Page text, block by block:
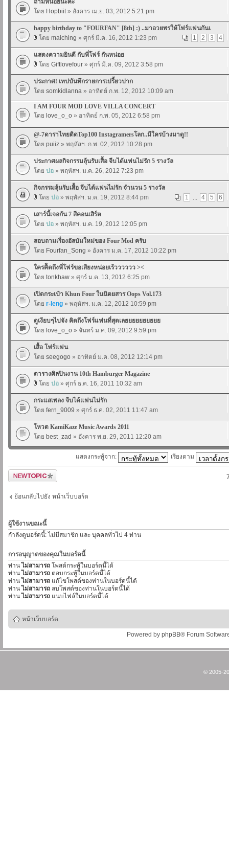
ถามหน่อยนะคะ
โดย Hopbiit» อังคาร เม.ย. 03, 2012 5:21 pm
happy birthday to "FOURFAN" [8th] :) ..มาอวยพรให้โฟร์แฟนกันเ
1
2 3 4
โดย maiching » ศุกร์ มี.ค. 16, 2012 1:23 pm
แสดงความยินดี กับพี่โฟร์ กันหน่อย
โดย Giftlovefour » ศุกร์ มี.ค. 09, 2012 3:58 pm
ประกาศ! เทปบันทึกรายการเปรี้ยวปาก
โดย somkidlanna » อาทิตย์ ก.พ. 12, 2012 10:09 am
I AM FOUR MOD LOVE VILLA CONCERT
โดย love_o_o » อาทิตย์ ก.พ. 05, 2012 6:58 pm
@-7ดาราไทยติดTop100 Instagramersโลก..มีใครบ้างมาดู!!
โดย puiiz » พฤหัสฯ. ก.พ. 02, 2012 10:28 pm
ประกาศผลกิจกรรมลุ้นรับเสื้อ จีบได้แฟนไม่รัก 5 รางวัล
โดย ปอ » พฤหัสฯ. ม.ค. 26, 2012 7:23 pm
กิจกรรมลุ้นรับเสื้อ จีบได้แฟนไม่รัก จำนวน 5 รางวัล
1
... 4 5 6
โดย ปอ » พฤหัสฯ. ม.ค. 19, 2012 8:44 pm
เสาร์นี้เจอกัน 7 สีคอนเสิร์ต
โดย ปอ » พฤหัสฯ. ม.ค. 19, 2012 12:05 pm
สอบถามเรื่องอัลบัมใหม่ของ Four Mod ครับ
โดย Fourfan_Song » อังคาร ม.ค. 17, 2012 10:22 pm
ใครคิิดถึงพี่โฟร์ขอเสียงหน่อยเร้วววววว ><
โดย tonkhaw » ศุกร์ ม.ค. 13, 2012 6:25 pm
เปิดกระเป๋า Khun Four ในนิตยสาร Oops Vol.173
โดย r-leng » พฤหัสฯ. ม.ค. 12, 2012 10:59 pm
ดูเงียบๆไปจัง คิดถึงโฟร์แฟนที่สุดเลยยยยยยยยยย
โดย love_o_o » จันทร์ ม.ค. 09, 2012 9:59 pm
เสื้อ โฟร์แฟน
โดย seegogo » อาทิตย์ ม.ค. 08, 2012 12:14 pm
ตารางศิลปินงาน 10th Hamburger Magazine
โดย ปอ » ศุกร์ ธ.ค. 16, 2011 10:32 am
กระแสเพลง จีบได้แฟนไม่รัก
โดย fern_9009 » ศุกร์ ธ.ค. 02, 2011 11:47 am
โหวต KamiKaze Music Awards 2011
โดย best_zad » อังคาร พ.ย. 29, 2011 12:20 am
แสดงกระทู้จาก: เรียงตาม
ตั้งกระทู้ใหม่
ย้อนกลับไปยัง หน้าเว็บบอร์ด
ผู้ใช้งานขณะนี้
กำลังดูบอร์ดนี้: ไม่มีสมาชิก และ บุคคลทั่วไป 4 ท่าน
การอนุญาตของคุณในบอร์ดนี้
ท่าน ไม่สามารถ โพสต์กระทู้ในบอร์ดนี้ได้
ท่าน ไม่สามารถ ตอบกระทู้ในบอร์ดนี้ได้
ท่าน ไม่สามารถ แก้ไขโพสต์ของท่านในบอร์ดนี้ได้
ท่าน ไม่สามารถ ลบโพสต์ของท่านในบอร์ดนี้ได้
ท่าน ไม่สามารถ แนบไฟล์ในบอร์ดนี้ได้
หน้าเว็บบอร์ด
Powered by phpBB® Forum
© 2005-